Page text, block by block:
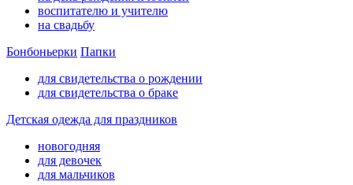
воспитателю и учителю
на свадьбу
Бонбоньерки Папки
для свидетельства о рождении
для свидетельства о браке
Детская одежда для праздников
новогодняя
для девочек
для мальчиков